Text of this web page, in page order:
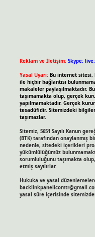
Reklam ve İletişim: Skype:
Yasal Uyarı: Bu internet sitesi,
ile hiçbir bağlantısı
makaleler paylaşılmaktadır.
taşımamakta olup, gerçek
yapılmamaktadır. Gerçek
tesadüfidir. Sitemizdeki
taşımazlar.
Sitemiz, 5651 Sayılı Kanun
(BTK) tarafından onaylanmış
nedenle, sitedeki içerikleri
yükümlülüğümüz
sorumluluğunu taşımakta
etmiş sayılırlar.
Hukuka ve yasal
yasal süre içerisinde